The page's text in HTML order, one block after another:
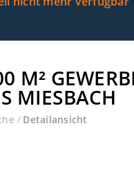
M²
MIESBACH
/ Detailansicht